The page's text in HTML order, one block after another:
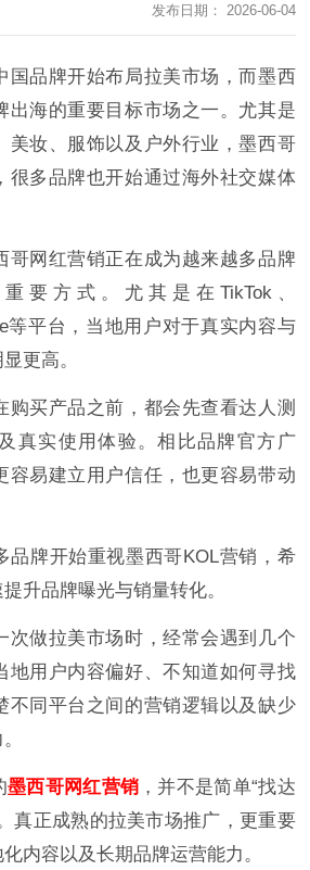
发布日期： 2026-06-04
国品牌开始布局拉美市场，而墨西
出海的重要目标市场之一。尤其是
美妆、服饰以及户外行业，墨西哥
很多品牌也开始通过海外社交媒体
哥网红营销正在成为越来越多品牌
要方式。尤其是在TikTok、
等平台，当地用户对于真实内容与
更高。
购买产品之前，都会先查看达人测
真实使用体验。相比品牌官方广
容易建立用户信任，也更容易带动
品牌开始重视墨西哥KOL营销，希
升品牌曝光与销量转化。
次做拉美市场时，经常会遇到几个
地用户内容偏好、不知道如何寻找
不同平台之间的营销逻辑以及缺少
墨西哥网红营销 ，并不是简单“找达
真正成熟的拉美市场推广，更重要
内容以及长期品牌运营能力。